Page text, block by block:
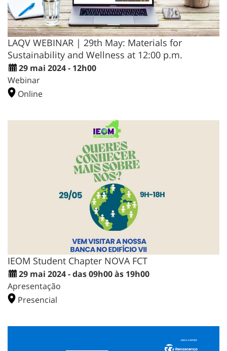
LAQV WEBINAR | 29th May: Materials for
Sustainability and Wellness at 12:00 p.m.
29 mai 2024 - 12h00
Webinar
Online
IEOM Student Chapter NOVA FCT
29 mai 2024 - das 09h00 às 19h00
Apresentação
Presencial